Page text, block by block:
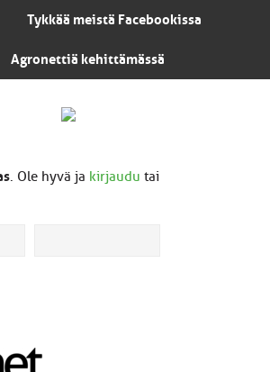
Tykkää meistä Facebookissa
Agronettiä kehittämässä
. Ole hyvä ja kirjaudu tai